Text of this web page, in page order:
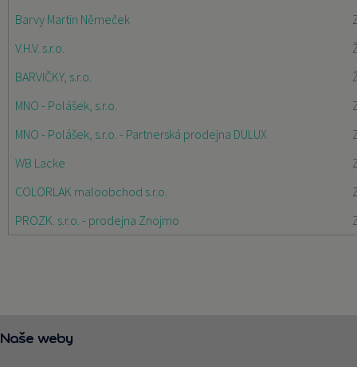
Barvy Martin Němeček
V.H.V. s.r.o.
BARVIČKY, s.r.o.
MNO - Polášek, s.r.o.
MNO - Polášek, s.r.o. - Partnerská prodejna DULUX
WB Lacke
COLORLAK maloobchod s.r.o.
PROZK. s.r.o. - prodejna Znojmo
Naše weby